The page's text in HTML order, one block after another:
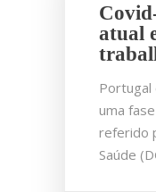
atual
Portugal
uma
referido
Saúde